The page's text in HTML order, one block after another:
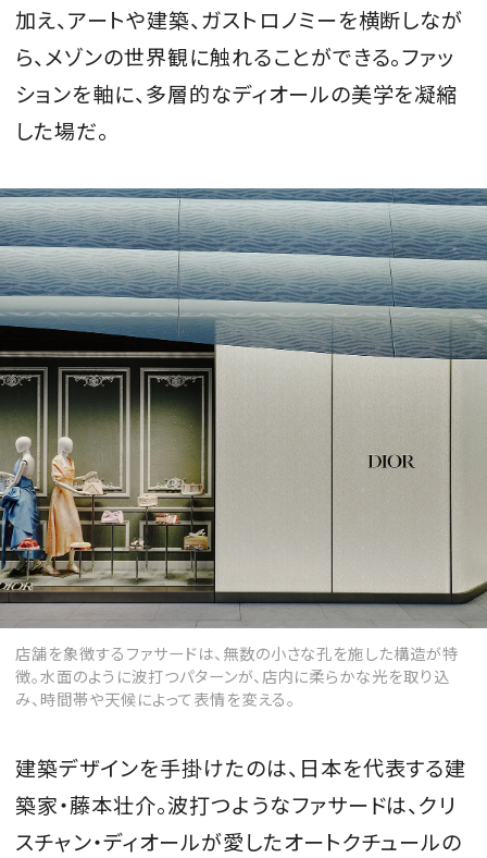
めます。
ログイン・新規会員登録
FOLLOW US
MAGAZINE
SPUR 2026 JULY
2026年9月号
2026-07-23発売
最新号を試し読み
加え、アートや建築、ガストロノミーを横断しなが
ら、メゾンの世界観に触れることができる。ファッ
ションを軸に、多層的なディオールの美学を凝縮
した場だ。
店舗を象徴するファサードは、無数の小さな孔を施した構造が特
徴。水面のように波打つパターンが、店内に柔らかな光を取り込
み、時間帯や天候によって表情を変える。
建築デザインを手掛けたのは、日本を代表する建
築家・藤本壮介。波打つようなファサードは、クリ
スチャン・ディオールが愛したオートクチュールの